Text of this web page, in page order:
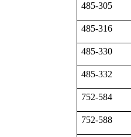
485-305
485-316
485-330
485-332
752-584
752-588